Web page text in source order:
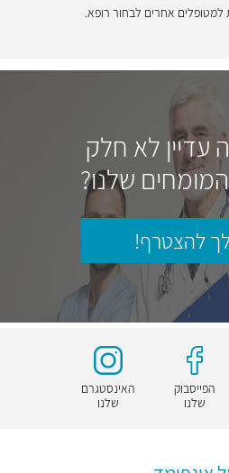
למטופלים אחרים לבחור רופא.
עדיין לא חלק
שלנו?
להצטרף!
הפייסבוק
שלנו
האינסטגרם
שלנו